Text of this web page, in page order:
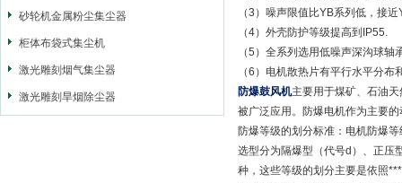
砂轮机金属粉尘集尘器
柜体布袋式集尘机
激光雕刻烟气集尘器
激光雕刻旱烟除尘器
（3）噪声限值比YB系列低，接
（4）外壳防护等级提高到IP55.
（5）全系列选用低噪声深沟球
（6）电机散热片有平行水平分
防爆鼓风机主要用于煤矿、石油
被广泛应用。防爆电机作为主要
防爆等级的划分标准：电机防爆
选型分为隔爆型（代号d）、正压
种，这些等级的划分主要是依照